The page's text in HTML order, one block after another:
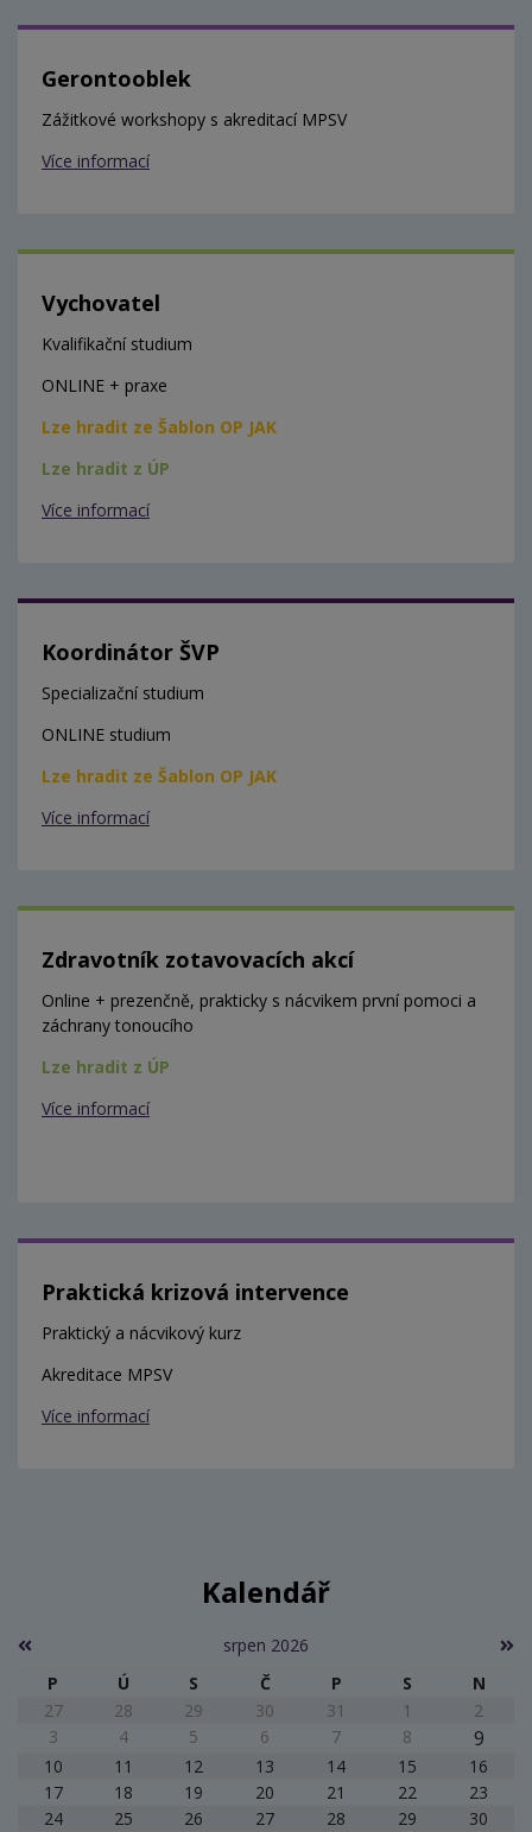
Gerontooblek
Zážitkové workshopy s akreditací MPSV
Více informací
Vychovatel
Kvalifikační studium
ONLINE + praxe
Lze hradit ze Šablon OP JAK
Lze hradit z ÚP
Více informací
Koordinátor ŠVP
Specializační studium
ONLINE studium
Lze hradit ze Šablon OP JAK
Více informací
Zdravotník zotavovacích akcí
Online + prezenčně, prakticky s nácvikem první pomoci a
záchrany tonoucího
Lze hradit z ÚP
Více informací
Praktická krizová intervence
Praktický a nácvikový kurz
Akreditace MPSV
Více informací
Kalendář
srpen 2026
P
Ú S Č P S
N
27
28 29 30 31 1
2
3
4 5 6 7 8 9
10 11 12 13 14 15
16
17
18 19 20 21 22
23
24
25 26 27 28 29
30